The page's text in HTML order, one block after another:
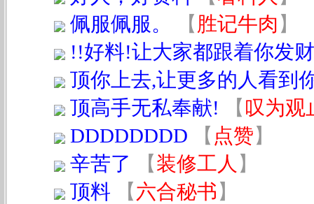
佩服佩服。
【 胜记牛肉 】
!!好料!让大家都跟着你发
顶你上去,让更多的人看到
顶高手无私奉献!
【 叹为观
DDDDDDDD
【 点赞】
辛苦了
【装修工人 】
顶料
【六合秘书 】